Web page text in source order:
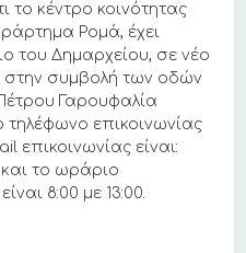
το κέντρο κοινότητας
Ρομά, έχει
του Δημαρχείου, σε νέο
στην συμβολή των οδών
Γαρουφαλία
επικοινωνίας
επικοινωνίας είναι:
το ωράριο
8:00 με 13:00.